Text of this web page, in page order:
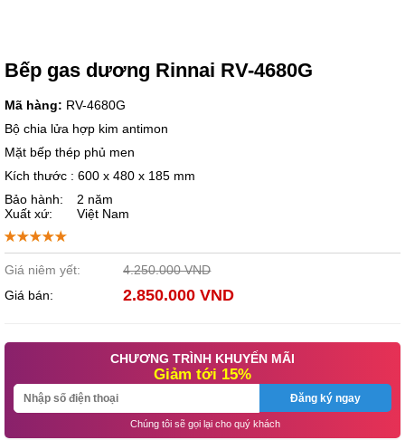
Bếp gas dương Rinnai RV-4680G
Mã hàng: RV-4680G
Bộ chia lửa hợp kim antimon
Mặt bếp thép phủ men
Kích thước : 600 x 480 x 185 mm
Bảo hành:
2 năm
Xuất xứ:
Việt Nam
Giá niêm yết: 4.250.000 VND
Giá bán: 2.850.000 VND
CHƯƠNG TRÌNH KHUYẾN MÃI
Giảm tới 15%
Đăng ký ngay
Chúng tôi sẽ gọi lại cho quý khách